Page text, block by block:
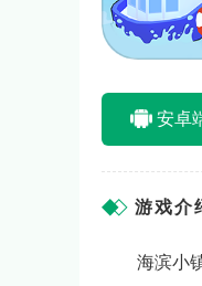
安卓
游戏介
海滨小